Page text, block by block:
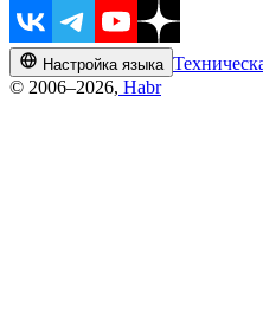
Настройка языка
© 2006–2026, Habr